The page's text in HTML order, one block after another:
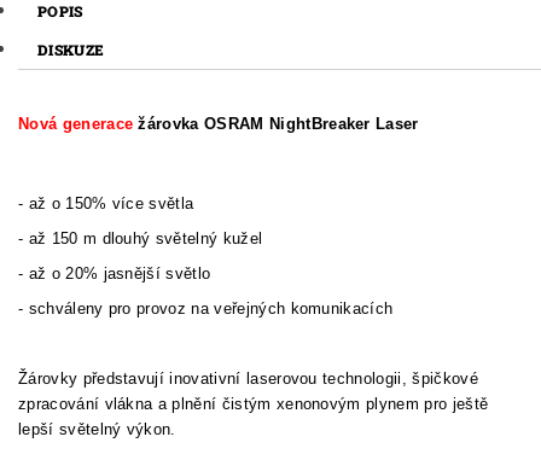
POPIS
DISKUZE
Nová generace žárovka OSRAM NightBreaker Laser
- až o 150% více světla
- až 150 m dlouhý světelný kužel
- až o 20% jasnější světlo
- schváleny pro provoz na veřejných komunikacích
Žárovky představují inovativní laserovou technologii, špičkové
zpracování vlákna a plnění čistým xenonovým plynem pro ještě
lepší světelný výkon.